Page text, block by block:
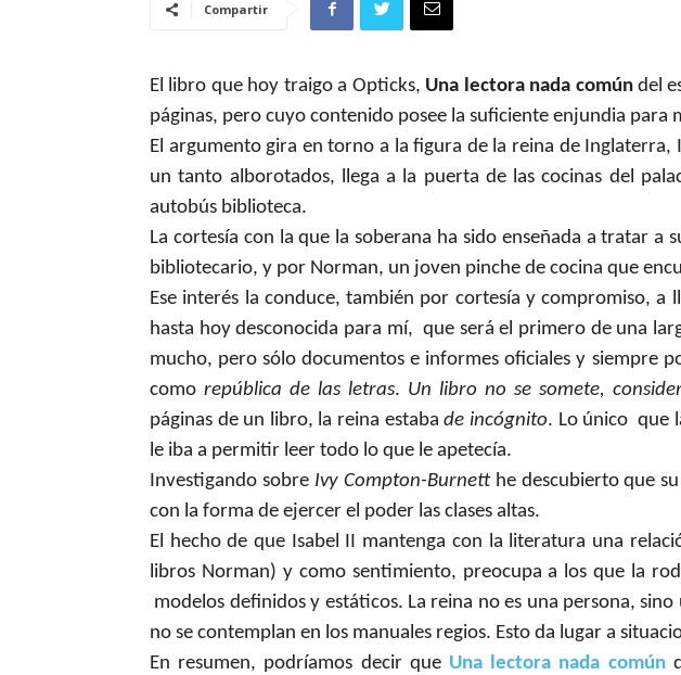
Compartir
El libro que hoy traigo a Opticks, Una lectora nada común del
páginas, pero cuyo contenido posee la suficiente enjundia para
El argumento gira en torno a la figura de la reina de Inglaterra,
un tanto alborotados, llega a la puerta de las cocinas del
autobús biblioteca.
La cortesía con la que la soberana ha sido enseñada a tratar a
bibliotecario, y por Norman, un joven pinche de cocina que
Ese interés la conduce, también por cortesía y compromiso, a
hasta hoy desconocida para mí, que será el primero de una
mucho, pero sólo documentos e informes oficiales y siempre
como república de las letras. Un libro no se somete,
páginas de un libro, la reina estabade incógnito. Lo único que
le iba a permitir leer todo lo que le apetecía.
Investigando sobre Ivy Compton-Burnett he descubierto que
con la forma de ejercer el poder las clases altas.
El hecho de que Isabel II mantenga con la literatura una
libros Norman) y como sentimiento, preocupa a los que la
modelos definidos y estáticos. La reina no es una persona,
no se contemplan en los manuales regios. Esto da lugar a
En resumen, podríamos decir que Una lectora nada común